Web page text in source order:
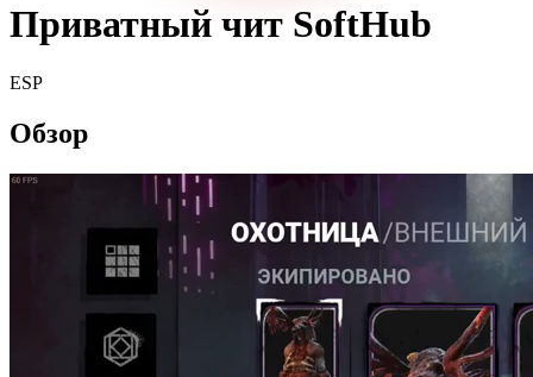
Приватный чит SoftHub
ESP
Обзор